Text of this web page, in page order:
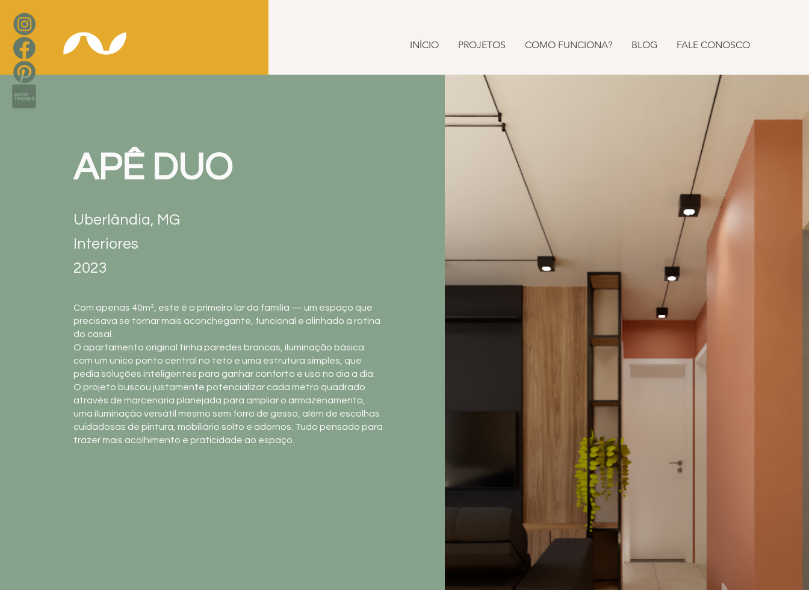
INÍCIO PROJETOS COMO FUNCIONA? BLOG FALE CONOSCO
APÊ DUO
Uberlândia, MG
Interiores
2023
Com apenas 40m², este é o primeiro lar da família — um espaço que
precisava se tornar mais aconchegante, funcional e alinhado à rotina
do casal.
O apartamento original tinha paredes brancas, iluminação básica
com um único ponto central no teto e uma estrutura simples, que
pedia soluções inteligentes para ganhar conforto e uso no dia a dia.
O projeto buscou justamente potencializar cada metro quadrado
através de marcenaria planejada para ampliar o armazenamento,
uma iluminação versátil mesmo sem forro de gesso, além de escolhas
cuidadosas de pintura, mobiliário solto e adornos. Tudo pensado para
trazer mais acolhimento e praticidade ao espaço.